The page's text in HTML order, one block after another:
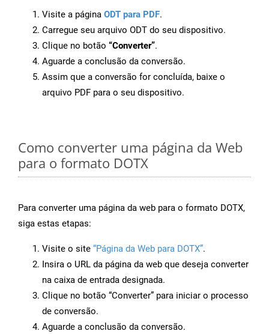
Visite a página ODT para PDF.
Carregue seu arquivo ODT do seu dispositivo.
Clique no botão “Converter”.
Aguarde a conclusão da conversão.
Assim que a conversão for concluída, baixe o
arquivo PDF para o seu dispositivo.
Como converter uma página da Web
para o formato DOTX
Para converter uma página da web para o formato DOTX,
siga estas etapas:
Visite o site “Página da Web para DOTX”.
Insira o URL da página da web que deseja converter
na caixa de entrada designada.
Clique no botão “Converter” para iniciar o processo
de conversão.
Aguarde a conclusão da conversão.